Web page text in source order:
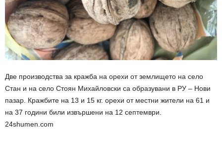
Две производства за кражба на орехи от землището на село
Стан и на село Стоян Михайловски са образувани в РУ – Нови
пазар. Кражбите на 13 и 15 кг. орехи от местни жители на 61 и
на 37 години били извършени на 12 септември.
24shumen.com